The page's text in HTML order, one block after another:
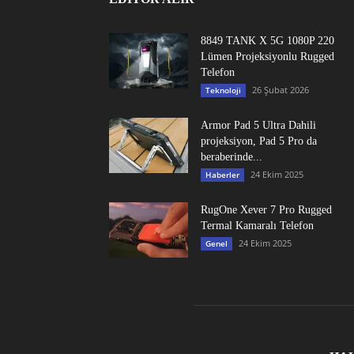
8849 TANK X 5G 1080P 220
Lümen Projeksiyonlu Rugged
Telefon
Teknoloji 26 Şubat 2026
Armor Pad 5 Ultra Dahili
projeksiyon, Pad 5 Pro da
beraberinde...
Haberler 24 Ekim 2025
RugOne Xever 7 Pro Rugged
Termal Kamaralı Telefon
Genel 24 Ekim 2025